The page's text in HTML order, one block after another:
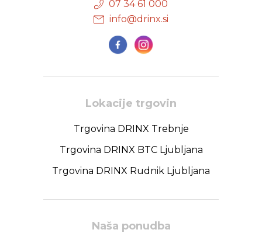
07 34 61 000
info@drinx.si
Lokacije trgovin
Trgovina DRINX Trebnje
Trgovina DRINX BTC Ljubljana
Trgovina DRINX Rudnik Ljubljana
Naša ponudba